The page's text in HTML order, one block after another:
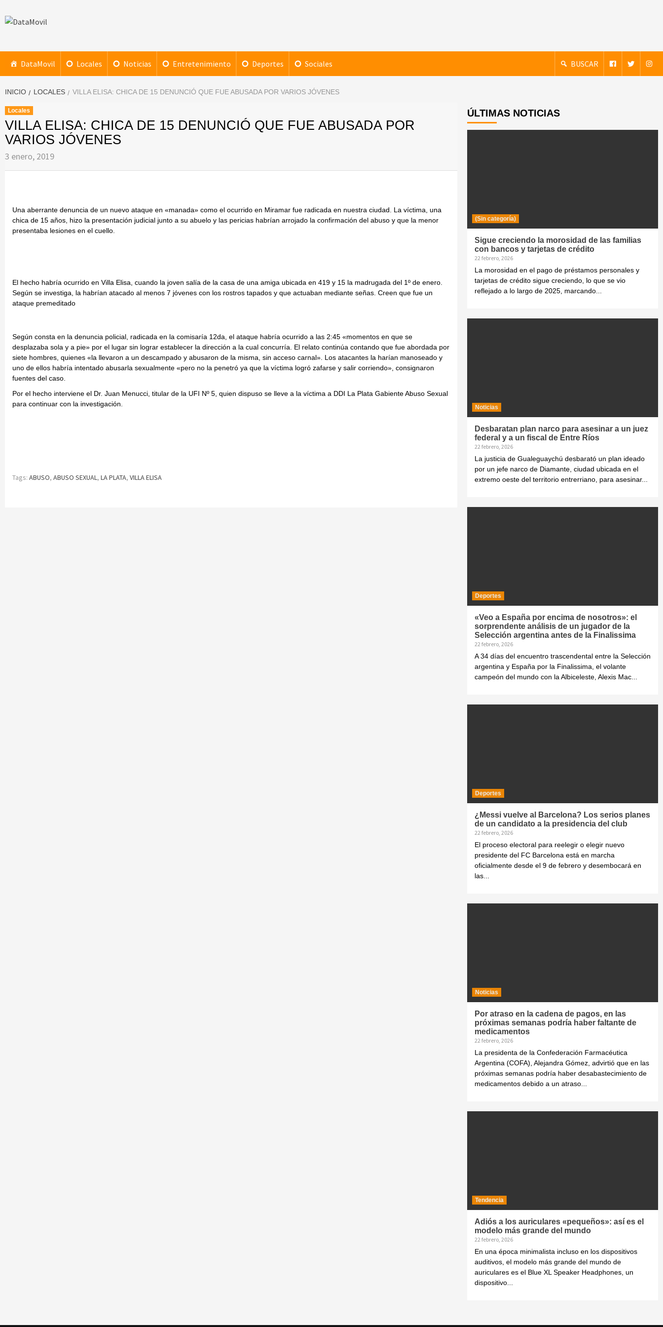
al
DataMovil
DataMovil Locales Noticias Entretenimiento Deportes Sociales BUSCAR
INICIO LOCALES VILLA ELISA: CHICA DE 15 DENUNCIÓ QUE FUE ABUSADA POR VARIOS JÓVENES
Locales
VILLA ELISA: CHICA DE 15 DENUNCIÓ QUE FUE ABUSADA POR
VARIOS JÓVENES
3 enero, 2019
Una aberrante denuncia de un nuevo ataque en «manada» como el ocurrido en Miramar fue radicada en nuestra ciudad. La víctima, una
chica de 15 años, hizo la presentación judicial junto a su abuelo y las pericias habrían arrojado la confirmación del abuso y que la menor
presentaba lesiones en el cuello.
El hecho habría ocurrido en Villa Elisa, cuando la joven salía de la casa de una amiga ubicada en 419 y 15 la madrugada del 1º de enero.
Según se investiga, la habrían atacado al menos 7 jóvenes con los rostros tapados y que actuaban mediante señas. Creen que fue un
ataque premeditado
Según consta en la denuncia policial, radicada en la comisaría 12da, el ataque habría ocurrido a las 2:45 «momentos en que se
desplazaba sola y a pie» por el lugar sin lograr establecer la dirección a la cual concurría. El relato continúa contando que fue abordada por
siete hombres, quienes «la llevaron a un descampado y abusaron de la misma, sin acceso carnal». Los atacantes la harían manoseado y
uno de ellos habría intentado abusarla sexualmente «pero no la penetró ya que la víctima logró zafarse y salir corriendo», consignaron
fuentes del caso.
Por el hecho interviene el Dr. Juan Menucci, titular de la UFI Nº 5, quien dispuso se lleve a la víctima a DDI La Plata Gabiente Abuso Sexual
para continuar con la investigación.
Tags: ABUSO, ABUSO SEXUAL, LA PLATA, VILLA ELISA
ÚLTIMAS NOTICIAS
(Sin categoría)
Sigue creciendo la morosidad de las familias
con bancos y tarjetas de crédito
22 febrero, 2026
La morosidad en el pago de préstamos personales y
tarjetas de crédito sigue creciendo, lo que se vio
reflejado a lo largo de 2025, marcando...
Noticias
Desbaratan plan narco para asesinar a un juez
federal y a un fiscal de Entre Ríos
22 febrero, 2026
La justicia de Gualeguaychú desbarató un plan ideado
por un jefe narco de Diamante, ciudad ubicada en el
extremo oeste del territorio entrerriano, para asesinar...
Deportes
«Veo a España por encima de nosotros»: el
sorprendente análisis de un jugador de la
Selección argentina antes de la Finalissima
22 febrero, 2026
A 34 días del encuentro trascendental entre la Selección
argentina y España por la Finalissima, el volante
campeón del mundo con la Albiceleste, Alexis Mac...
Deportes
¿Messi vuelve al Barcelona? Los serios planes
de un candidato a la presidencia del club
22 febrero, 2026
El proceso electoral para reelegir o elegir nuevo
presidente del FC Barcelona está en marcha
oficialmente desde el 9 de febrero y desembocará en
las...
Noticias
Por atraso en la cadena de pagos, en las
próximas semanas podría haber faltante de
medicamentos
22 febrero, 2026
La presidenta de la Confederación Farmacéutica
Argentina (COFA), Alejandra Gómez, advirtió que en las
próximas semanas podría haber desabastecimiento de
medicamentos debido a un atraso...
Tendencia
Adiós a los auriculares «pequeños»: así es el
modelo más grande del mundo
22 febrero, 2026
En una época minimalista incluso en los dispositivos
auditivos, el modelo más grande del mundo de
auriculares es el Blue XL Speaker Headphones, un
dispositivo...